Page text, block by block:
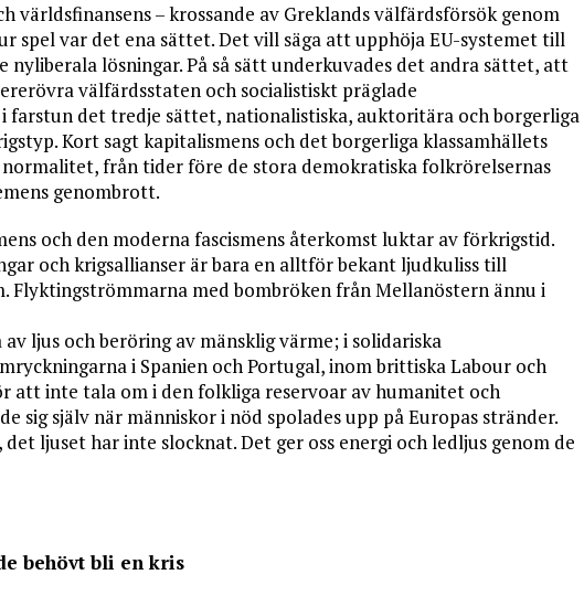
världsfinansens – krossande av Greklands välfärdsförsök genom
spel var det ena sättet. Det vill säga att upphöja EU-systemet till
lösningar. På så sätt underkuvades det andra sättet, att
välfärdsstaten och socialistiskt präglade
farstun det tredje sättet, nationalistiska, auktoritära och borgerliga
Kort sagt kapitalismens och det borgerliga klassamhällets
från tider före de stora demokratiska folkrörelsernas
genombrott.
och den moderna fascismens återkomst luktar av förkrigstid.
och krigsallianser är bara en alltför bekant ljudkuliss till
Flyktingströmmarna med bombröken från Mellanöstern ännu i
ljus och beröring av mänsklig värme; i solidariska
i Spanien och Portugal, inom brittiska Labour och
att inte tala om i den folkliga reservoar av humanitet och
sig själv när människor i nöd spolades upp på Europas stränder.
ljuset har inte slocknat. Det ger oss energi och ledljus genom de
behövt bli en kris